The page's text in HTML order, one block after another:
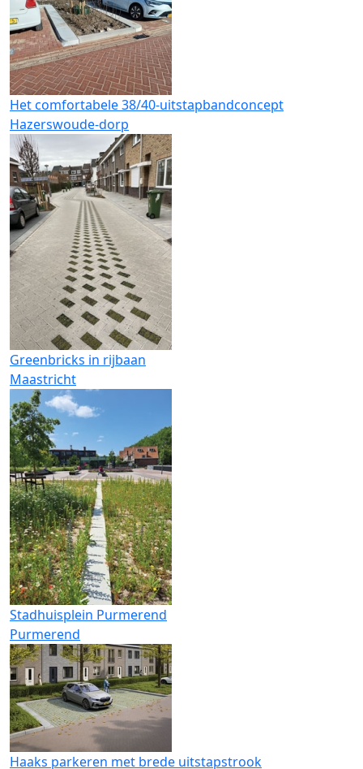
Het comfortabele 38/40-uitstapbandconcept
Hazerswoude-dorp
Greenbricks in rijbaan
Maastricht
Stadhuisplein Purmerend
Purmerend
Haaks parkeren met brede uitstapstrook